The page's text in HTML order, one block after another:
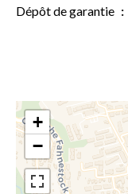
Dépôt de garantie
+
−